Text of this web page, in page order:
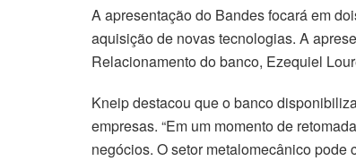
A apresentação do Bandes focará em
aquisição de novas tecnologias. A
Relacionamento do banco, Ezequiel
Kneip destacou que o banco
empresas. “Em um momento de
negócios. O setor metalomecânico